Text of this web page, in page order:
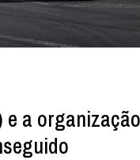
e a organização